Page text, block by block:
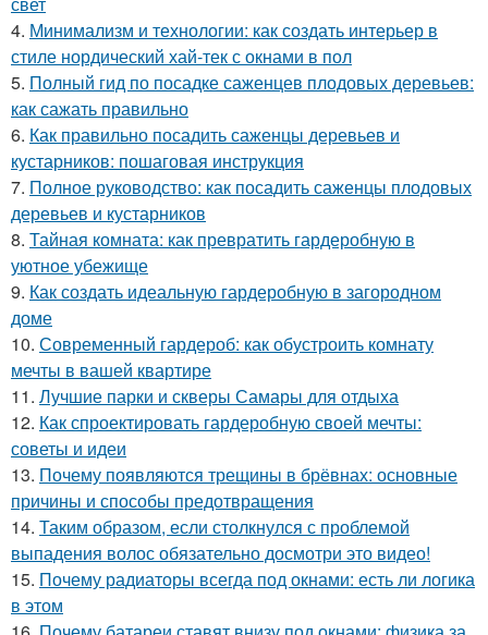
4. Минимализм и технологии: как создать интерьер в
стиле нордический хай-тек с окнами в пол
5. Полный гид по посадке саженцев плодовых деревьев:
как сажать правильно
6. Как правильно посадить саженцы деревьев и
кустарников: пошаговая инструкция
7. Полное руководство: как посадить саженцы плодовых
деревьев и кустарников
8. Тайная комната: как превратить гардеробную в
уютное убежище
9. Как создать идеальную гардеробную в загородном
доме
10. Современный гардероб: как обустроить комнату
мечты в вашей квартире
11. Лучшие парки и скверы Самары для отдыха
12. Как спроектировать гардеробную своей мечты:
советы и идеи
13. Почему появляются трещины в брёвнах: основные
причины и способы предотвращения
14. Таким образом, если столкнулся с проблемой
выпадения волос обязательно досмотри это видео!
15. Почему радиаторы всегда под окнами: есть ли логика
в этом